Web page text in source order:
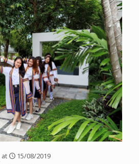
at
15/08/2019